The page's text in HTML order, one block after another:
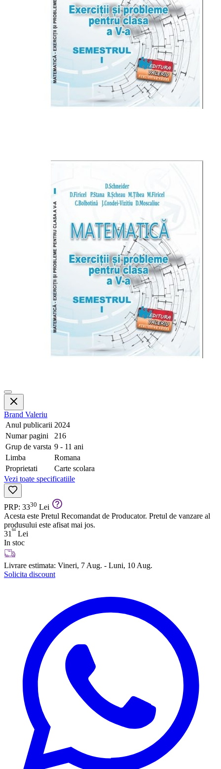
Brand Valeriu
Anul publicarii 2024
Numar pagini
216
Grup de varsta 9 - 11 ani
Limba
Romana
Proprietati
Carte scolara
Vezi toate specificatiile
PRP: 3330 Lei
Acesta este Pretul Recomandat de Producator. Pretul de vanzare al
produsului este afisat mai jos.
31 64 Lei
In stoc
Livrare estimata: Vineri, 7 Aug. - Luni, 10 Aug.
Solicita discount